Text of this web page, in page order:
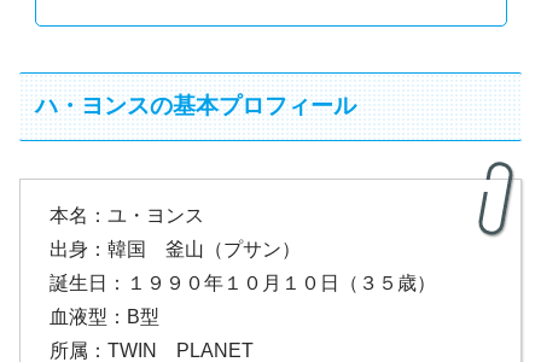
ハ・ヨンスの基本プロフィール
本名：ユ・ヨンス
出身：韓国 釜山（プサン）
誕生日：１９９０年１０月１０日（３５歳）
血液型：B型
所属：TWIN PLANET